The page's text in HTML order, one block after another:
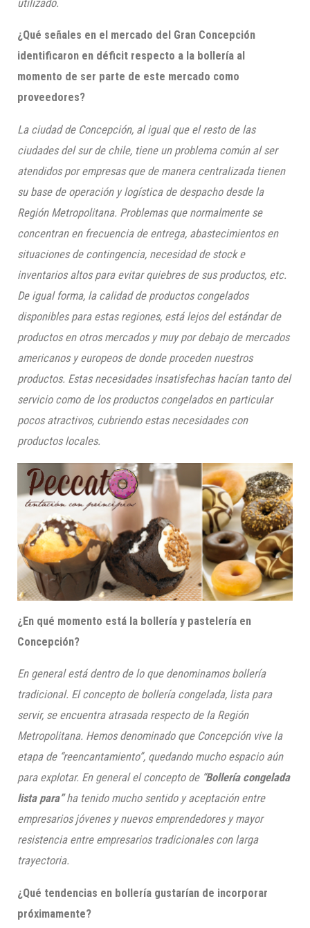
utilizado.
¿Qué señales en el mercado del Gran Concepción
identificaron en déficit respecto a la bollería al
momento de ser parte de este mercado como
proveedores?
La ciudad de Concepción, al igual que el resto de las
ciudades del sur de chile, tiene un problema común al ser
atendidos por empresas que de manera centralizada tienen
su base de operación y logística de despacho desde la
Región Metropolitana. Problemas que normalmente se
concentran en frecuencia de entrega, abastecimientos en
situaciones de contingencia, necesidad de stock e
inventarios altos para evitar quiebres de sus productos, etc.
De igual forma, la calidad de productos congelados
disponibles para estas regiones, está lejos del estándar de
productos en otros mercados y muy por debajo de mercados
americanos y europeos de donde proceden nuestros
productos. Estas necesidades insatisfechas hacían tanto del
servicio como de los productos congelados en particular
pocos atractivos, cubriendo estas necesidades con
productos locales.
¿En qué momento está la bollería y pastelería en
Concepción?
En general está dentro de lo que denominamos bollería
tradicional. El concepto de bollería congelada, lista para
servir, se encuentra atrasada respecto de la Región
Metropolitana. Hemos denominado que Concepción vive la
etapa de “reencantamiento”, quedando mucho espacio aún
para explotar. En general el concepto de “Bollería congelada
lista para”ha tenido mucho sentido y aceptación entre
empresarios jóvenes y nuevos emprendedores y mayor
resistencia entre empresarios tradicionales con larga
trayectoria.
¿Qué tendencias en bollería gustarían de incorporar
próximamente?